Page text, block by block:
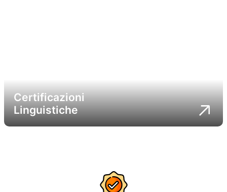
Certificazioni
Linguistiche